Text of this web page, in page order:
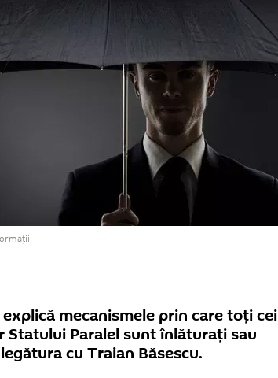
mecanismele prin care toţi cei
Statului Paralel sunt înlăturaţi sau
cu Traian Băsescu.